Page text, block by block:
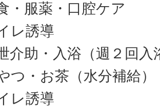
・服薬・口腔ケア
レ誘導
介助・入浴（週２回入
つ・お茶（水分補給）
レ誘導